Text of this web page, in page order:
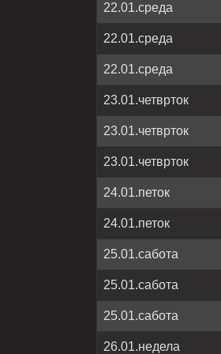
22.01.среда
22.01.среда
22.01.среда
23.01.четврток
23.01.четврток
23.01.четврток
24.01.петок
24.01.петок
25.01.сабота
25.01.сабота
25.01.сабота
26.01.недела